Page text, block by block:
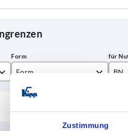
Zustimmung
Form
B
BN
10
Die Verfügbarkeiten werden in